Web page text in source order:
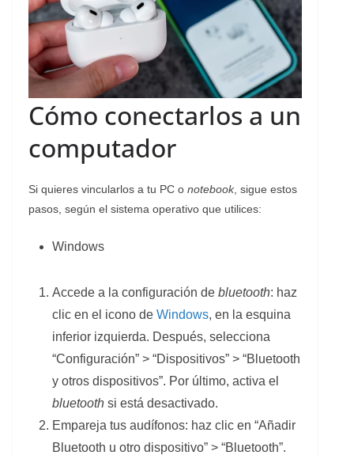
Cómo conectarlos a un
computador
Si quieres vincularlos a tu PC o notebook, sigue estos
pasos, según el sistema operativo que utilices:
Windows
Accede a la configuración de bluetooth: haz
clic en el icono de Windows, en la esquina
inferior izquierda. Después, selecciona
“Configuración” > “Dispositivos” > “Bluetooth
y otros dispositivos”. Por último, activa el
bluetooth si está desactivado.
Empareja tus audífonos: haz clic en “Añadir
Bluetooth u otro dispositivo” > “Bluetooth”.